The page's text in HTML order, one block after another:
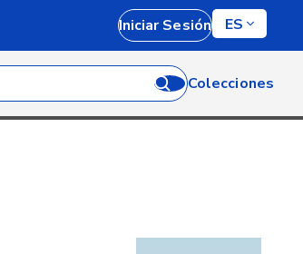
Iniciar Sesión ES
Colecciones